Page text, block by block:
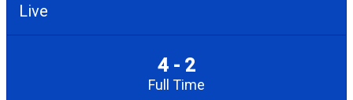
Live
4 - 2
Full Time